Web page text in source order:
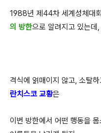
1988년 제44차 세계성체대
의 방한으로 알려지고 있는데,
격식에 얽매이지 않고, 소탈
란치스코 교황은
이번 방한에서 어떤 행동을